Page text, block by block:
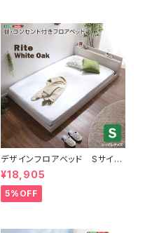
デザインフロアベッド Sサイ
ズ 【Rite-リテ-】
¥18,905
5%OFF